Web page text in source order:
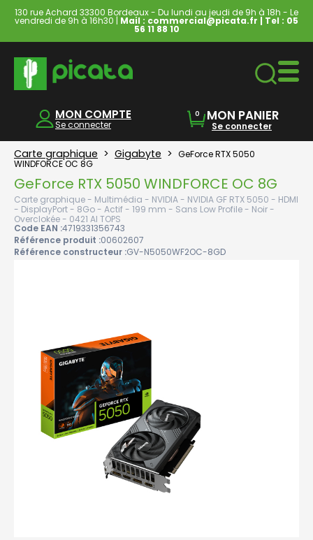
130 rue Achard 33300 Bordeaux - Du lundi au jeudi de 9h à 18h - Le
vendredi de 9h à 16h30 | Mail : commercial@picata.fr | Tel : 05
56 11 88 10
MON COMPTE
Se connecter
0 MON PANIER
Se connecter
Carte graphique > Gigabyte > GeForce RTX 5050
WINDFORCE OC 8G
GeForce RTX 5050 WINDFORCE OC 8G
Carte graphique - Multimédia - NVIDIA - NVIDIA GF RTX 5050 - HDMI
- DisplayPort - 8Go - Actif - 199 mm - Sans Low Profile - Noir -
Overclokée - 0421 AI TOPS
Code EAN :4719331356743
Référence produit :00602607
Référence constructeur :GV-N5050WF2OC-8GD